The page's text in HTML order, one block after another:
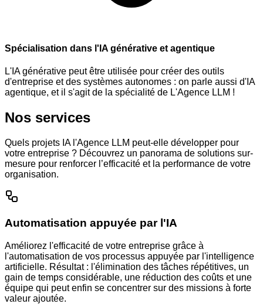
Spécialisation dans l'IA générative et agentique
L'IA générative peut être utilisée pour créer des outils
d'entreprise et des systèmes autonomes : on parle aussi d'IA
agentique, et il s'agit de la spécialité de L'Agence LLM !
Nos services
Quels projets IA l'Agence LLM peut-elle développer pour
votre entreprise ? Découvrez un panorama de solutions sur-
mesure pour renforcer l’efficacité et la performance de votre
organisation.
Automatisation appuyée par l'IA
Améliorez l'efficacité de votre entreprise grâce à
l'automatisation de vos processus appuyée par l'intelligence
artificielle. Résultat : l'élimination des tâches répétitives, un
gain de temps considérable, une réduction des coûts et une
équipe qui peut enfin se concentrer sur des missions à forte
valeur ajoutée.